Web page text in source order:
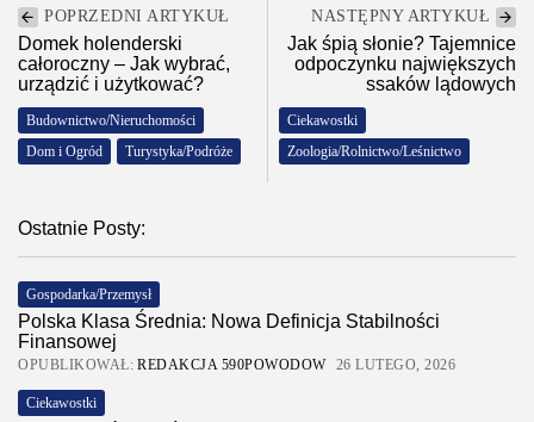
POPRZEDNI ARTYKUŁ
Domek holenderski
całoroczny – Jak wybrać,
urządzić i użytkować?
Budownictwo/Nieruchomości
Dom i Ogród
Turystyka/Podróże
NASTĘPNY ARTYKUŁ
Jak śpią słonie? Tajemnice
odpoczynku największych
ssaków lądowych
Ciekawostki
Zoologia/Rolnictwo/Leśnictwo
Ostatnie Posty:
Gospodarka/Przemysł
Polska Klasa Średnia: Nowa Definicja Stabilności
Finansowej
OPUBLIKOWAŁ: REDAKCJA 590POWODOW 26 LUTEGO, 2026
Ciekawostki